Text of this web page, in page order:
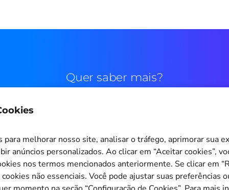
para melhorar nosso site, analisar o tráfego, aprimorar sua
anúncios personalizados. Ao clicar em “Aceitar cookies”,
nos termos mencionados anteriormente. Se clicar em
não essenciais. Você pode ajustar suas preferências
Quer saber mais?
Configuração de Cookies